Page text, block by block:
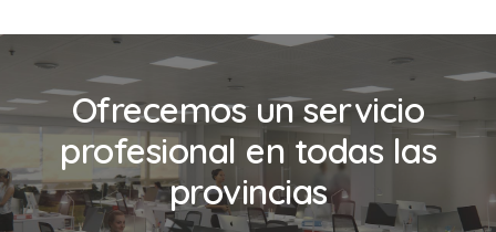
Ofrecemos un servicio
profesional en todas las
provincias